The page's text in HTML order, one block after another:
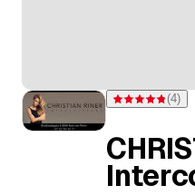
Bewertung 4,8
(4)